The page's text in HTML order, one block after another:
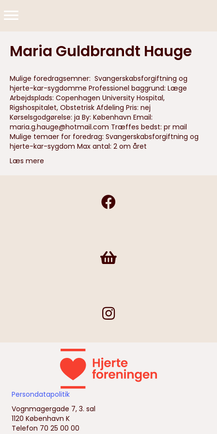
Maria Guldbrandt Hauge
Mulige foredragsemner: Svangerskabsforgiftning og
hjerte-kar-sygdomme Professionel baggrund: Læge
Arbejdsplads: Copenhagen University Hospital,
Rigshospitalet, Obstetrisk Afdeling Pris: nej
Kørselsgodgørelse: ja By: København Email:
maria.g.hauge@hotmail.com Træffes bedst: pr mail
Mulige temaer for foredrag: Svangerskabsforgiftning og
hjerte-kar-sygdom Max antal: 2 om året
Læs mere
Frivilligshop
Persondatapolitik
Vognmagergade 7, 3. sal
1120 København K
Telefon 70 25 00 00